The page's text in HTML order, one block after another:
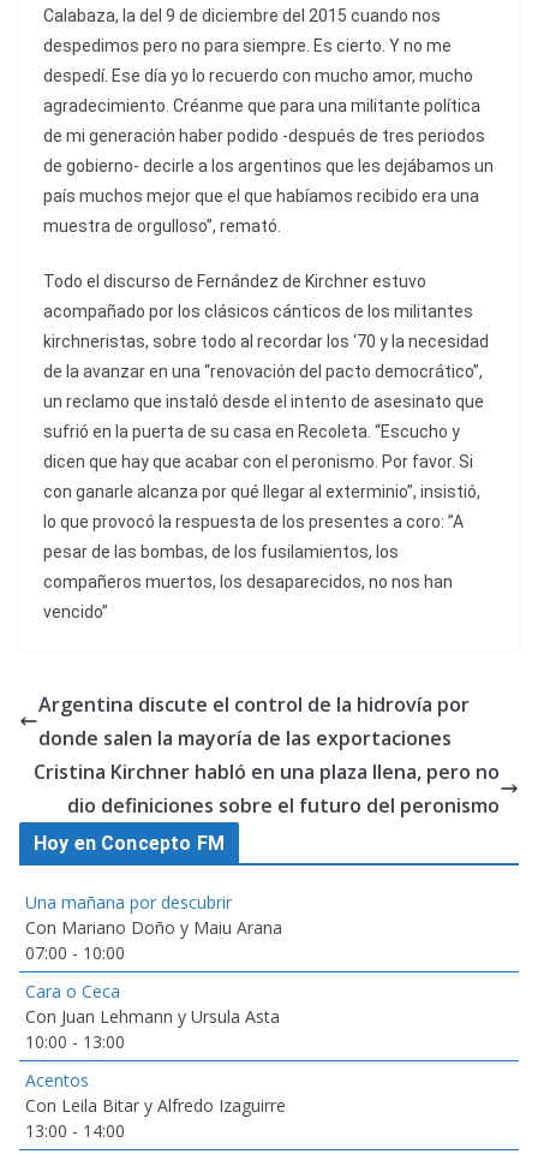
Calabaza, la del 9 de diciembre del 2015 cuando nos
despedimos pero no para siempre. Es cierto. Y no me
despedí. Ese día yo lo recuerdo con mucho amor, mucho
agradecimiento. Créanme que para una militante política
de mi generación haber podido -después de tres periodos
de gobierno- decirle a los argentinos que les dejábamos un
país muchos mejor que el que habíamos recibido era una
muestra de orgulloso”, remató.
Todo el discurso de Fernández de Kirchner estuvo
acompañado por los clásicos cánticos de los militantes
kirchneristas, sobre todo al recordar los ‘70 y la necesidad
de la avanzar en una “renovación del pacto democrático”,
un reclamo que instaló desde el intento de asesinato que
sufrió en la puerta de su casa en Recoleta. “Escucho y
dicen que hay que acabar con el peronismo. Por favor. Si
con ganarle alcanza por qué llegar al exterminio”, insistió,
lo que provocó la respuesta de los presentes a coro: ‪”A
pesar de las bombas, de los fusilamientos, los
compañeros muertos, los desaparecidos, no nos han
vencido”
Argentina discute el control de la hidrovía por
donde salen la mayoría de las exportaciones
Cristina Kirchner habló en una plaza llena, pero no
dio definiciones sobre el futuro del peronismo
Hoy en Concepto FM
Una mañana por descubrir
Con Mariano Doño y Maiu Arana
07:00 - 10:00
Cara o Ceca
Con Juan Lehmann y Ursula Asta
10:00 - 13:00
Acentos
Con Leila Bitar y Alfredo Izaguirre
13:00 - 14:00